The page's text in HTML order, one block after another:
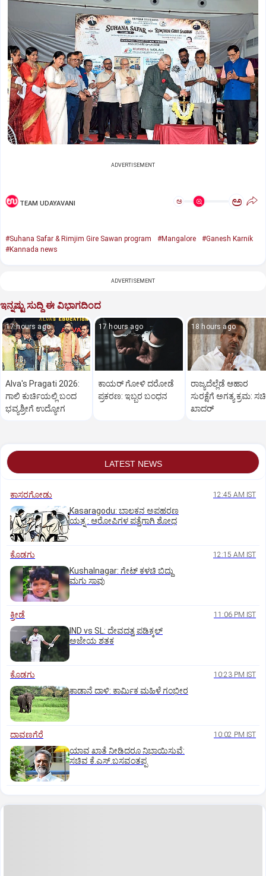
ADVERTISEMENT
TEAM UDAYAVANI ಅ ಅ
#Suhana Safar & Rimjim Gire Sawan program #Mangalore
#Ganesh Karnik
#Kannada news
ADVERTISEMENT
ಇನ್ನಷ್ಟು ಸುದ್ದಿ ಈ ವಿಭಾಗದಿಂದ
17 hours ago
Alva's Pragati 2026:
ಗಾಲಿ ಕುರ್ಚಿಯಲ್ಲಿ ಬಂದ
ಭವ್ಯಶ್ರೀಗೆ ಉದ್ಯೋಗ
17 hours ago
ಕಾಯರ್ ಗೋಳಿ ದರೋಡೆ
ಪ್ರಕರಣ: ಇಬ್ಬರ ಬಂಧನ
18 hours ago
ರಾಜ್ಯದೆಲ್ಲೆಡೆ ಆಹಾರ
ಸುರಕ್ಷೆಗೆ ಅಗತ್ಯ ಕ್ರಮ:
ಖಾದರ್
LATEST NEWS
ಕಾಸರಗೋಡು 12:45 AM IST
Kasaragodu: ಬಾಲಕನ ಅಪಹರಣ
ಯತ್ನ : ಆರೋಪಿಗಳ ಪತ್ತೆಗಾಗಿ ಶೋಧ
ಕೊಡಗು 12:15 AM IST
Kushalnagar: ಗೇಟ್ ಕಳಚಿ ಬಿದ್ದು
ಮಗು ಸಾವು
ಕ್ರೀಡೆ 11:06 PM IST
IND vs SL: ದೇವದತ್ತ ಪಡಿಕ್ಕಲ್‌
ಅಜೇಯ ಶತಕ
ಕೊಡಗು 10:23 PM IST
ಕಾಡಾನೆ ದಾಳಿ: ಕಾರ್ಮಿಕ ಮಹಿಳೆ ಗಂಭೀರ
ದಾವಣಗೆರೆ 10:02 PM IST
ಯಾವ ಖಾತೆ ನೀಡಿದರೂ ನಿಭಾಯಿಸುವೆ:
ಸಚಿವ ಕೆ.ಎಸ್.ಬಸವಂತಪ್ಪ